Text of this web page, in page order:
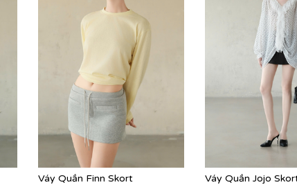
Váy Quần Finn Skort
Váy Quần Jojo